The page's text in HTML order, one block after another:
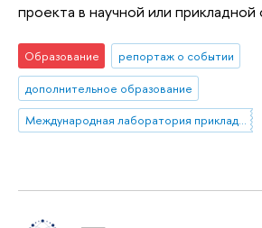
проекта в научной или
Образование
репортаж о событии
дополнительное образование
Международная лаборатория прикладного сетевого анализа